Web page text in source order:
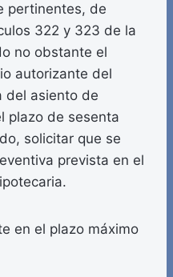
pertinentes, de
322 y 323 de la
no obstante el
autorizante del
del asiento de
plazo de sesenta
solicitar que se
prevista en el
en el plazo máximo